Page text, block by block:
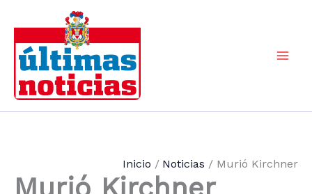
contenido
Inicio Noticias Murió Kirchner